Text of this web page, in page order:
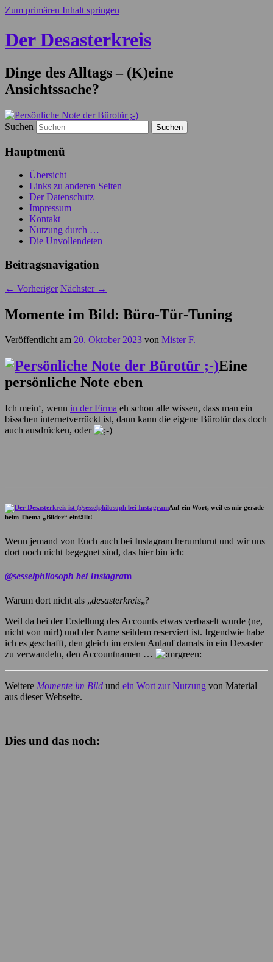
Zum primären Inhalt springen
Der Desasterkreis
Dinge des Alltags – (K)eine
Ansichtssache?
Suchen
Hauptmenü
Übersicht
Links zu anderen Seiten
Der Datenschutz
Impressum
Kontakt
Nutzung durch …
Die Unvollendeten
Beitragsnavigation
← Vorheriger Nächster →
Momente im Bild: Büro-Tür-Tuning
Veröffentlicht am 20. Oktober 2023 von Mister F.
Eine
persönliche Note eben
Ich mein‘, wenn in der Firma eh schon alle wissen, dass man ein
bisschen internetverrückt ist, dann kann die eigene Bürotür das doch
auch ausdrücken, oder
Auf ein Wort, weil es mir gerade
beim Thema „Bilder“ einfällt!
Wenn jemand von Euch auch bei Instagram herumturnt und wir uns
dort noch nicht begegnet sind, das hier bin ich:
@sesselphilosoph bei Instagram
Warum dort nicht als „desasterkreis„?
Weil da bei der Erstellung des Accounts etwas verbaselt wurde (ne,
nicht von mir!) und der Name seitdem reserviert ist. Irgendwie habe
ich es geschafft, den gleich im ersten Anlauf damals in ein Desaster
zu verwandeln, den Accountnamen …
Weitere Momente im Bild und ein Wort zur Nutzung von Material
aus dieser Webseite.
Dies und das noch: